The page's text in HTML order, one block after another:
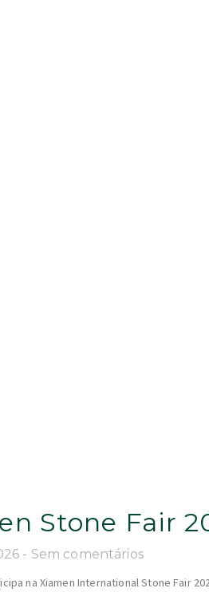
Stone Fair
Sem comentários
na Xiamen International Stone Fair